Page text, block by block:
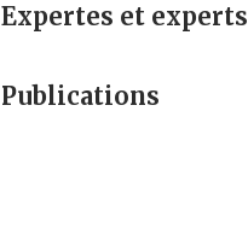
Expertes et experts
Publications